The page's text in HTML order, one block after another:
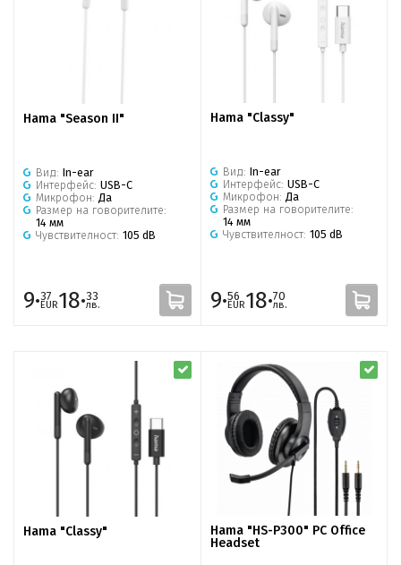
Hama "Season II"
Вид: In-ear
Интерфейс: USB-C
Микрофон: Да
Размер на говорителите:
14 мм
Чувствителност: 105 dB
9·37
EUR18·33
лв.
Hama "Classy"
Вид: In-ear
Интерфейс: USB-C
Микрофон: Да
Размер на говорителите:
14 мм
Чувствителност: 105 dB
9·56
EUR18·70
лв.
Hama "Classy"
Hama "HS-P300" PC Office
Headset